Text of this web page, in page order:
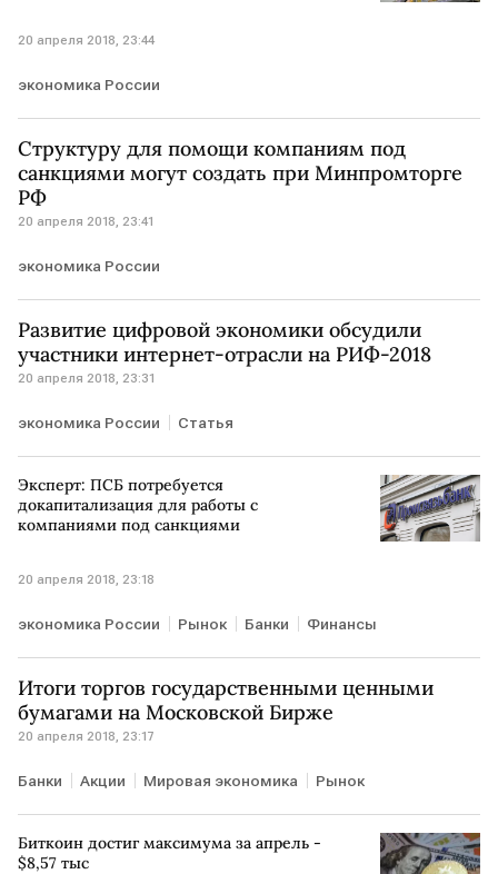
20 апреля 2018, 23:44
экономика России
Структуру для помощи компаниям под
санкциями могут создать при Минпромторге
РФ
20 апреля 2018, 23:41
экономика России
Развитие цифровой экономики обсудили
участники интернет-отрасли на РИФ-2018
20 апреля 2018, 23:31
экономика России Статья
Эксперт: ПСБ потребуется
докапитализация для работы с
компаниями под санкциями
20 апреля 2018, 23:18
экономика России Рынок Банки Финансы
Итоги торгов государственными ценными
бумагами на Московской Бирже
20 апреля 2018, 23:17
Банки Акции Мировая экономика Рынок
Биткоин достиг максимума за апрель -
$8,57 тыс